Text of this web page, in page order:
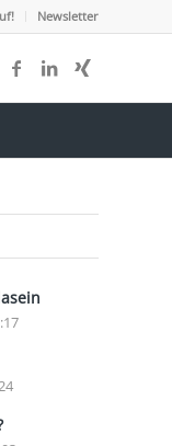
Newsletter